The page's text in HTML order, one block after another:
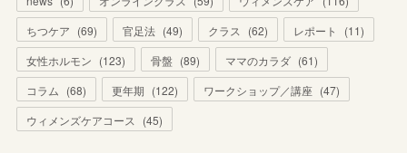
ちつケア (69) 官足法 (49) クラス (62) レポート (11)
女性ホルモン (123) 骨盤 (89) ママのカラダ (61)
コラム (68) 更年期 (122) ワークショップ／講座 (47)
ウィメンズケアコース
(45)